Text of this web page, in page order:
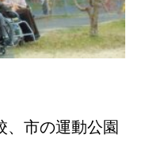
、市の運動公園